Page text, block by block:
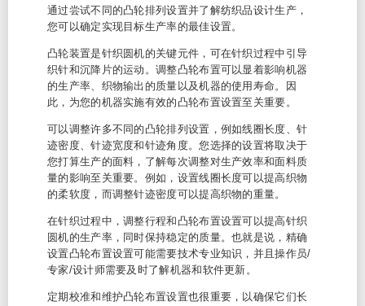
通过尝试不同的凸轮排列设置并了解纺织品设计生产，
您可以确定实现目标生产率的最佳设置。
凸轮装置是针织圆机的关键元件，可在针织过程中引导
织针和沉降片的运动。调整凸轮布置可以显着影响机器
的生产率、织物输出的质量以及机器的使用寿命。因
此，为您的机器实施有效的凸轮布置设置至关重要。
可以调整许多不同的凸轮排列设置，例如线圈长度、针
迹密度、针迹宽度和针迹角度。您选择的设置将取决于
您打算生产的面料，了解每次调整对生产效率和面料质
量的影响至关重要。例如，设置线圈长度可以提高织物
的柔软度，而调整针迹密度可以提高织物的重量。
在针织过程中，调整行程和凸轮布置设置可以提高针织
圆机的生产率，同时保持稳定的质量。也就是说，精确
设置凸轮布置设置可能需要技术专业知识，并且操作员/
专家/设计师需要及时了解机器和软件更新。
定期校准和维护凸轮布置设置也很重要，以确保它们长